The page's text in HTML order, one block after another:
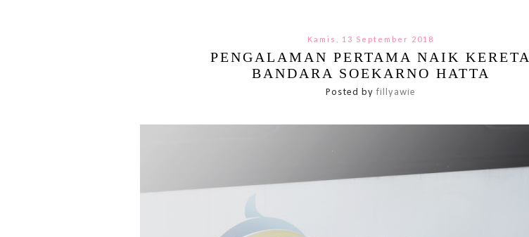
Kamis, 13 September 2018
PENGALAMAN PERTAMA NAIK KERETA
BANDARA SOEKARNO HATTA
Posted byfillyawie